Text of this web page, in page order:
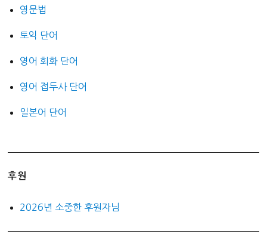
영문법
토익 단어
영어 회화 단어
영어 접두사 단어
일본어 단어
후원
2026년 소중한 후원자님